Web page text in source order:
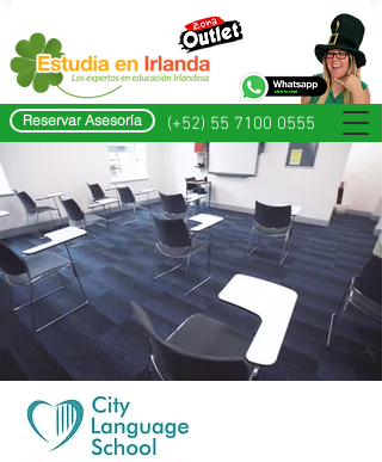
Reservar Asesoría (+52) 55 7100 0555